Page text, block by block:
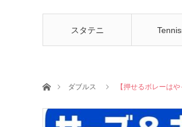
スタテニ
ホームダブルス 【押せるボレーは